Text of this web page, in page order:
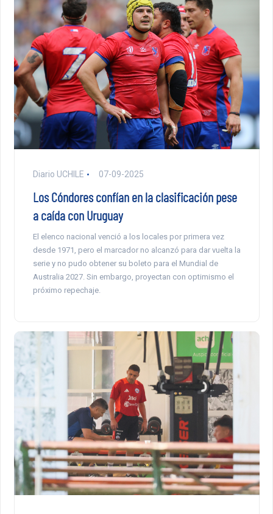
Diario UCHILE 07-09-2025
Los Cóndores confían en la clasificación pese
a caída con Uruguay
El elenco nacional venció a los locales por primera vez
desde 1971, pero el marcador no alcanzó para dar vuelta la
serie y no pudo obtener su boleto para el Mundial de
Australia 2027. Sin embargo, proyectan con optimismo el
próximo repechaje.